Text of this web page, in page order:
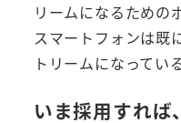
リームになるための
スマートフォンは既
トリームになってい
いま採用すれば